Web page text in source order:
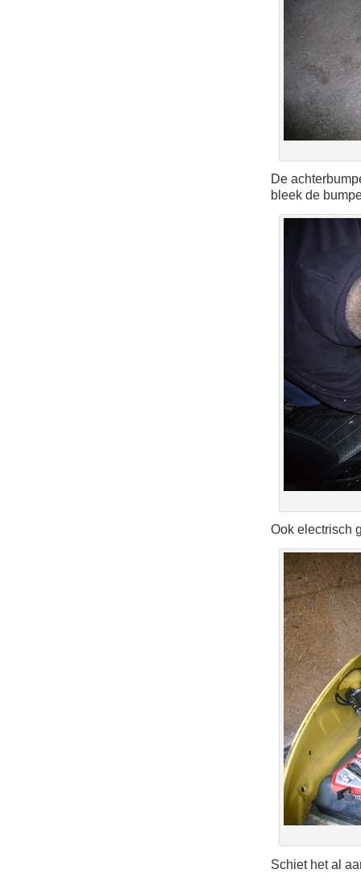
De
bleek de
Ook electrisch
Schiet het al